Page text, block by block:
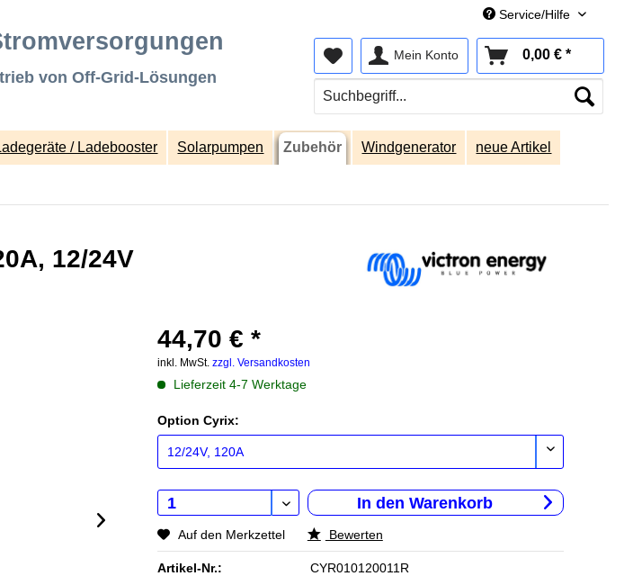
Service/Hilfe
Mein Konto 0,00 € *
von Off-Grid-Lösungen
/ Ladebooster Solarpumpen Zubehör Windgenerator neue Artikel
12/24V
44,70 € *
inkl. MwSt. zzgl. Versandkosten
Lieferzeit 4-7 Werktage
Option Cyrix:
In den Warenkorb
Auf den Merkzettel Bewerten
Artikel-Nr.: CYR010120011R